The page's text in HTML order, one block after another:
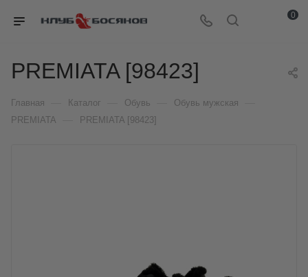
0
PREMIATA [98423]
Главная Каталог Обувь Обувь мужская
PREMIATA PREMIATA [98423]